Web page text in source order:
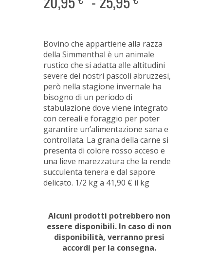
Bovino che appartiene alla razza
della Simmenthal è un animale
rustico che si adatta alle altitudini
severe dei nostri pascoli abruzzesi,
però nella stagione invernale ha
bisogno di un periodo di
stabulazione dove viene integrato
con cereali e foraggio per poter
garantire un’alimentazione sana e
controllata. La grana della carne si
presenta di colore rosso acceso e
una lieve marezzatura che la rende
succulenta tenera e dal sapore
delicato. 1/2 kg a 41,90 € il kg
Alcuni prodotti potrebbero non
essere disponibili. In caso di non
disponibilità, verranno presi
accordi per la consegna.